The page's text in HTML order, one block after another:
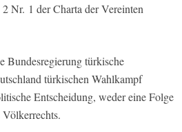
Nr. 1 der Charta der Vereinten
Bundesregierung türkische
türkischen Wahlkampf
Entscheidung, weder eine Folge
Völkerrechts.